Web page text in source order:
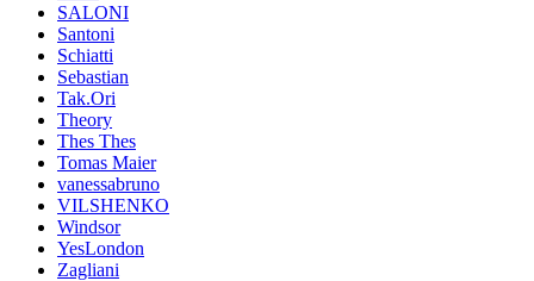
SALONI
Santoni
Schiatti
Sebastian
Tak.Ori
Theory
Thes Thes
Tomas Maier
vanessabruno
VILSHENKO
Windsor
YesLondon
Zagliani